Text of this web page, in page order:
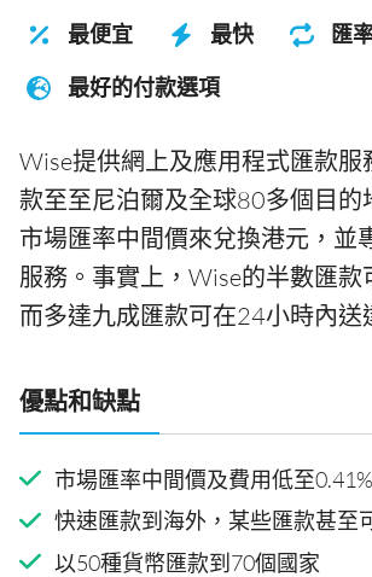
最便宜 最快
匯
最好的付款選項
Wise提供網上及應用程式匯款服
款至至尼泊爾及全球80多個目的
市場匯率中間價來兌換港元，並
服務。事實上，Wise的半數匯款
而多達九成匯款可在24小時內送
優點和缺點
市場匯率中間價及費用低至0.41%
快速匯款到海外，某些匯款甚至
以50種貨幣匯款到70個國家